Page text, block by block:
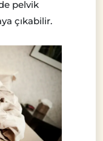
pelvik
çıkabilir.